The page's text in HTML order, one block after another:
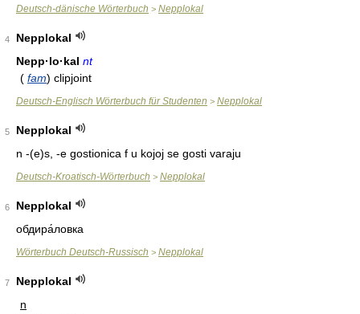
Deutsch-dänische Wörterbuch > Nepplokal
4
Nepplokal
Nepp·lo·kal nt
( fam) clipjoint
Deutsch-Englisch Wörterbuch für Studenten > Nepplokal
5
Nepplokal
n -(e)s, -e gostionica f u kojoj se gosti varaju
Deutsch-Kroatisch-Wörterbuch > Nepplokal
6
Nepplokal
обдира́ловка
Wörterbuch Deutsch-Russisch > Nepplokal
7
Nepplokal
n